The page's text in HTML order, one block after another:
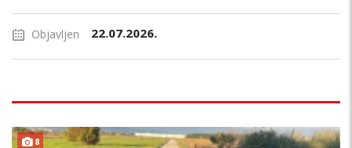
Objavljen 22.07.2026.
8